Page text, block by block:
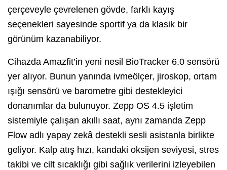
çerçeveyle çevrelenen gövde, farklı kayış
seçenekleri sayesinde sportif ya da klasik bir
görünüm kazanabiliyor.
Cihazda Amazfit’in yeni nesil BioTracker 6.0 sensörü
yer alıyor. Bunun yanında ivmeölçer, jiroskop, ortam
ışığı sensörü ve barometre gibi destekleyici
donanımlar da bulunuyor. Zepp OS 4.5 işletim
sistemiyle çalışan akıllı saat, aynı zamanda Zepp
Flow adlı yapay zekâ destekli sesli asistanla birlikte
geliyor. Kalp atış hızı, kandaki oksijen seviyesi, stres
takibi ve cilt sıcaklığı gibi sağlık verilerini izleyebilen